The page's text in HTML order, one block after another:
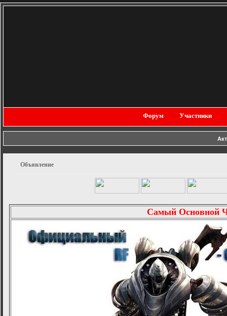
Форум Участники
Объявление
Самый Основной